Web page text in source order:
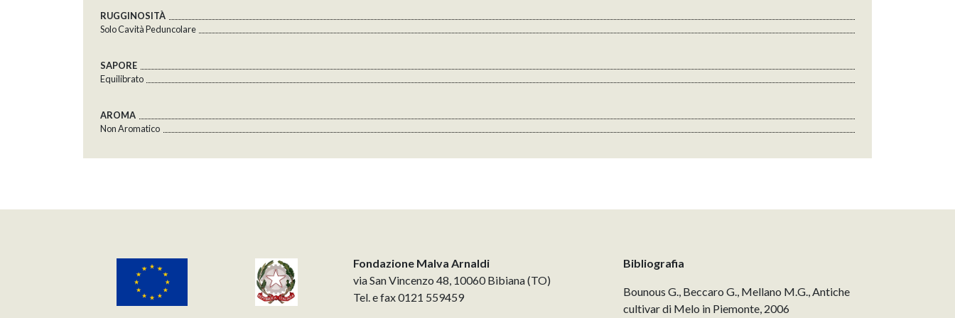
RUGGINOSITÀ
Solo Cavità Peduncolare
SAPORE
Equilibrato
AROMA
Non Aromatico
Fondazione Malva Arnaldi
via San Vincenzo 48, 10060 Bibiana (TO)
Tel. e fax 0121 559459
Bibliografia
Bounous G., Beccaro G., Mellano M.G., Antiche
cultivar di Melo in Piemonte, 2006